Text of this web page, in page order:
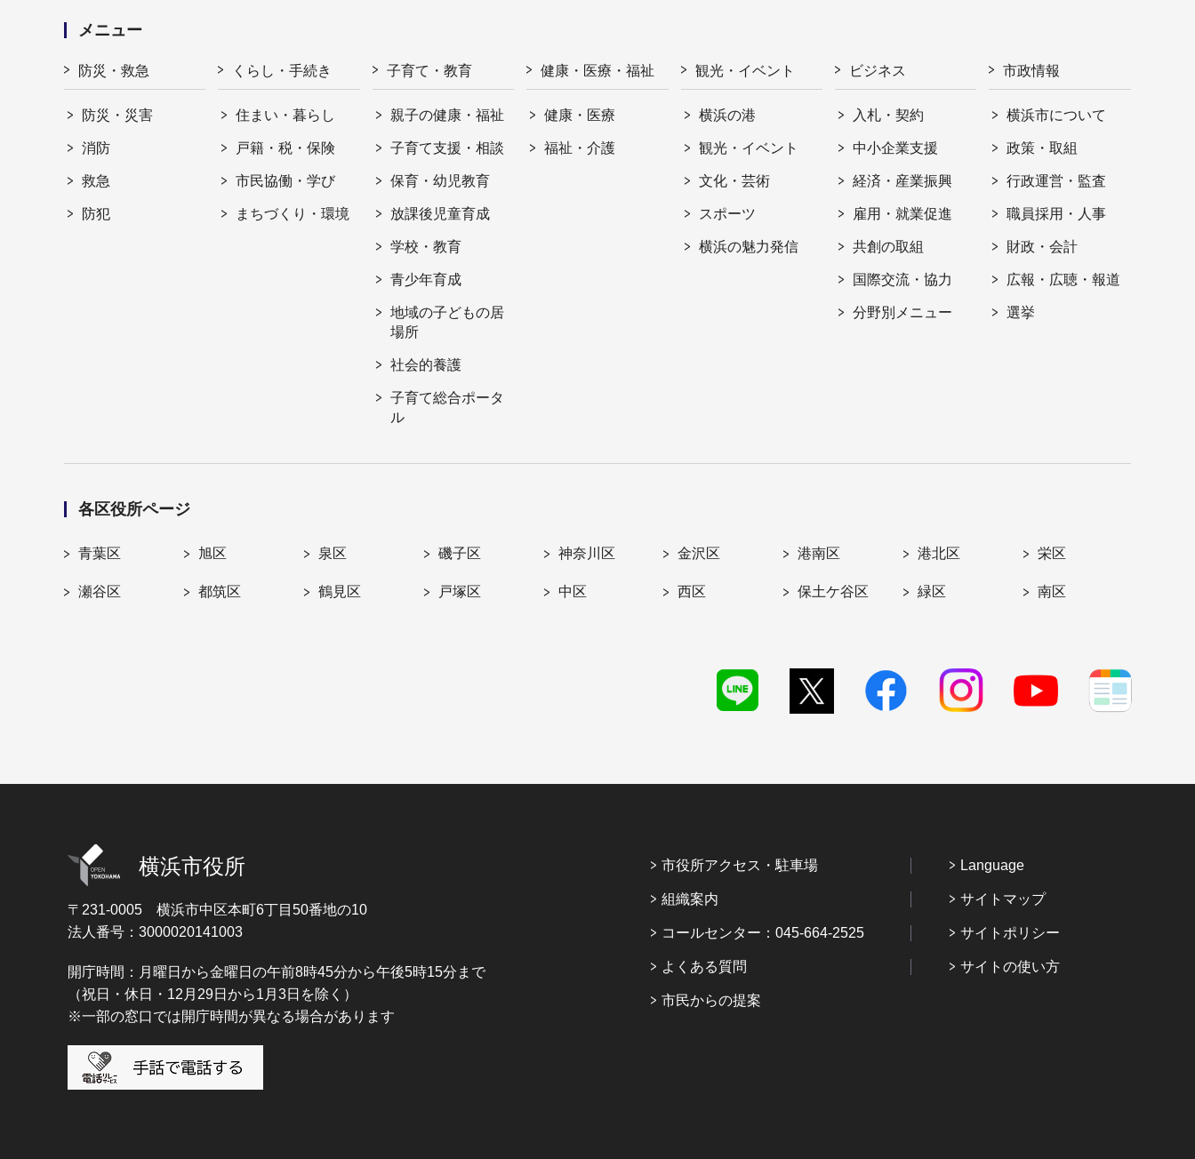
メニュー
防災・救急
防災・災害
消防
救急
防犯
くらし・手続き
住まい・暮らし
戸籍・税・保険
市民協働・学び
まちづくり・環境
子育て・教育
親子の健康・福祉
子育て支援・相談
保育・幼児教育
放課後児童育成
学校・教育
青少年育成
地域の子どもの居
場所
社会的養護
子育て総合ポータ
ル
健康・医療・福祉
健康・医療
福祉・介護
観光・イベント
横浜の港
観光・イベント
文化・芸術
スポーツ
横浜の魅力発信
ビジネス
入札・契約
中小企業支援
経済・産業振興
雇用・就業促進
共創の取組
国際交流・協力
分野別メニュー
市政情報
横浜市について
政策・取組
行政運営・監査
職員採用・人事
財政・会計
広報・広聴・報道
選挙
各区役所ページ
青葉区 旭区 泉区 磯子区 神奈川区 金沢区 港南区 港北区 栄区
瀬谷区 都筑区 鶴見区 戸塚区 中区 西区 保土ケ谷区 緑区 南区
横浜市役所
〒231-0005 横浜市中区本町6丁目50番地の10
法人番号：3000020141003
開庁時間：月曜日から金曜日の午前8時45分から午後5時15分まで
（祝日・休日・12月29日から1月3日を除く）
※一部の窓口では開庁時間が異なる場合があります
市役所アクセス・駐車場
組織案内
コールセンター：045-664-2525
よくある質問
市民からの提案
Language
サイトマップ
サイトポリシー
サイトの使い方